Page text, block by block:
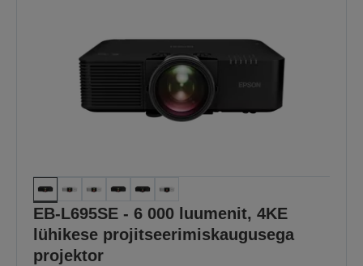
EB-L695SE - 6 000 luumenit, 4KE
lühikese projitseerimiskaugusega
projektor